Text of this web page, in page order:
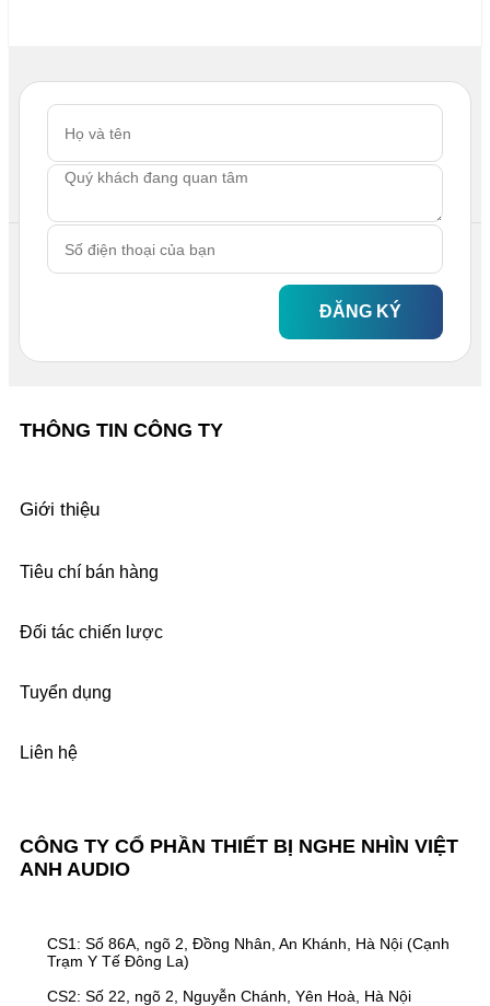
ĐĂNG KÝ
CÔNG TY CỔ PHẦN THIẾT BỊ NGHE NHÌN VIỆT
ANH AUDIO
CS1: Số 86A, ngõ 2, Đồng Nhân, An Khánh, Hà Nội (Cạnh
Trạm Y Tế Đông La)
CS2: Số 22, ngõ 2, Nguyễn Chánh, Yên Hoà, Hà Nội
THÔNG TIN CÔNG TY
Giới thiệu
Tiêu chí bán hàng
Đối tác chiến lược
Tuyển dụng
Liên hệ